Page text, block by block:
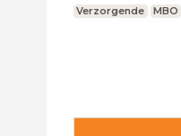
Verzorgende MBO